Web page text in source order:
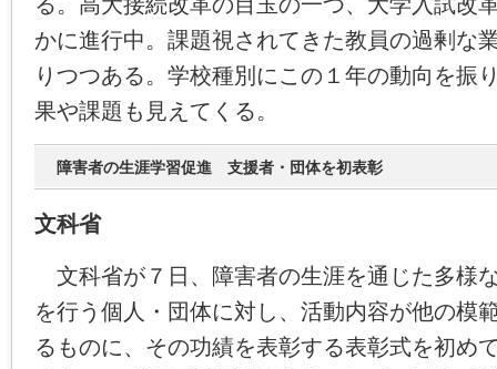
かに進行中。課題視されてきた教員の過剰な
りつつある。学校種別にこの１年の動向を振
果や課題も見えてくる。
障害者の生涯学習促進 支援者・団体を初表彰
文科省
文科省が７日、障害者の生涯を通じた多様
を行う個人・団体に対し、活動内容が他の模
るものに、その功績を表彰する表彰式を初め